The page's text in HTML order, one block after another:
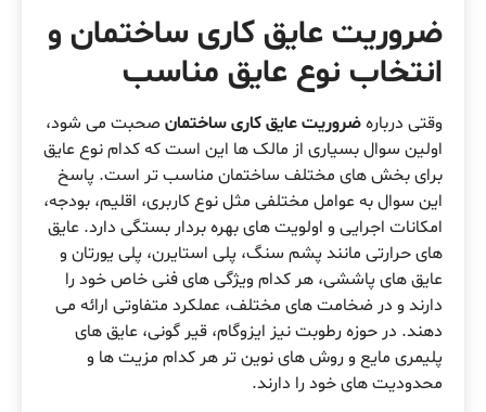
ضروریت عایق کاری ساختمان و
انتخاب نوع عایق مناسب
وقتی دربارهضروریت عایق کاری ساختمان صحبت می شود،
اولین سوال بسیاری از مالک ها این است که کدام نوع عایق
برای بخش های مختلف ساختمان مناسب تر است. پاسخ
این سوال به عوامل مختلفی مثل نوع کاربری، اقلیم، بودجه،
امکانات اجرایی و اولویت های بهره بردار بستگی دارد. عایق
های حرارتی مانند پشم سنگ، پلی استایرن، پلی یورتان و
عایق های پاششی، هر کدام ویژگی های فنی خاص خود را
دارند و در ضخامت های مختلف، عملکرد متفاوتی ارائه می
دهند. در حوزه رطوبت نیز ایزوگام، قیر گونی، عایق های
پلیمری مایع و روش های نوین تر هر کدام مزیت ها و
محدودیت های خود را دارند.